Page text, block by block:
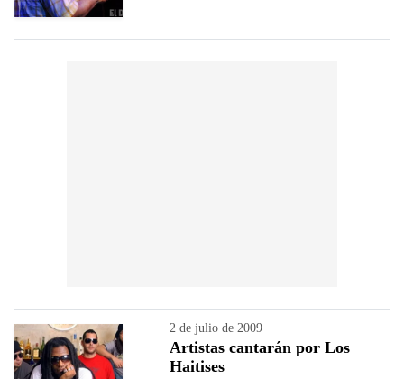
2 de julio de 2009
Artistas cantarán por Los
Haitises